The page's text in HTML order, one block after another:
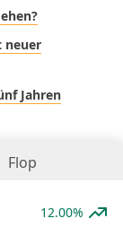
neuer
Jahren
Flop
12.00%